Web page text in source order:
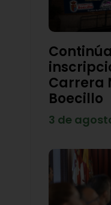
Carrera
Boecillo
3 de